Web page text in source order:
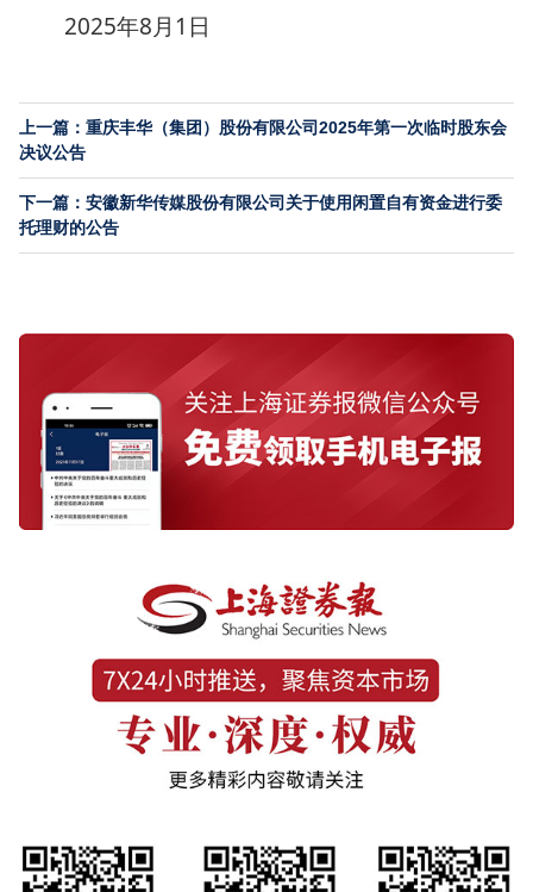
2025年8月1日
上一篇：重庆丰华（集团）股份有限公司2025年第一次临时股东会
决议公告
下一篇：安徽新华传媒股份有限公司关于使用闲置自有资金进行委
托理财的公告